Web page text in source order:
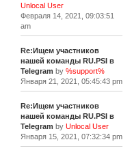
Unlocal User
Февраля 14, 2021, 09:03:51
am
Re:Ищем участников
нашей команды RU.PSI в
Telegram by %support%
Января 21, 2021, 05:45:43 pm
Re:Ищем участников
нашей команды RU.PSI в
Telegram by Unlocal User
Января 15, 2021, 07:32:34 pm